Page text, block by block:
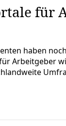
für
haben
Arbeitgeber